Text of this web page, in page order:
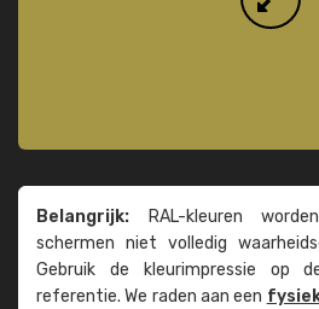
Belangrijk: RAL-kleuren
schermen niet volledig
Gebruik de kleur­impressie op
referentie. We raden aan een